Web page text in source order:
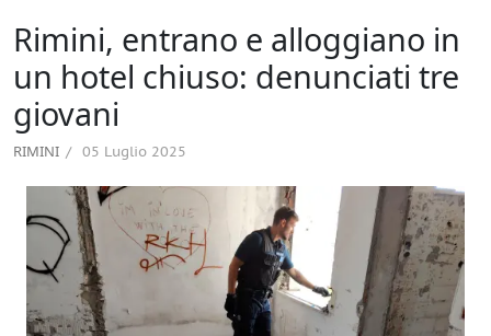
Rimini, entrano e alloggiano in
un hotel chiuso: denunciati tre
giovani
RIMINI 05 Luglio 2025